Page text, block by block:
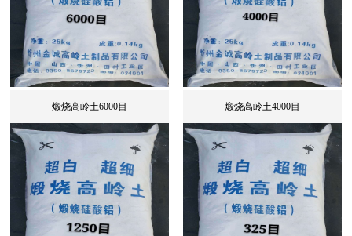
煅烧高岭土6000目 煅烧高岭土4000目